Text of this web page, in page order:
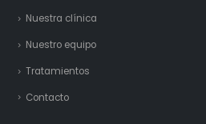
Nuestra clínica
Nuestro equipo
Tratamientos
Contacto